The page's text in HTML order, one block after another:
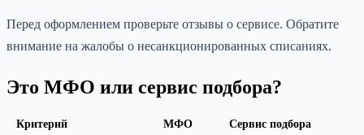
Перед оформлением проверьте отзывы о сервисе. Обратите
внимание на жалобы о несанкционированных списаниях.
Это МФО или сервис подбора?
Критерий МФО Сервис подбора